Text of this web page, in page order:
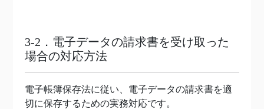
3-2．電子データの請求書を受け取った
場合の対応方法
電子帳簿保存法に従い、電子データの請求書を適
切に保存するための実務対応です。